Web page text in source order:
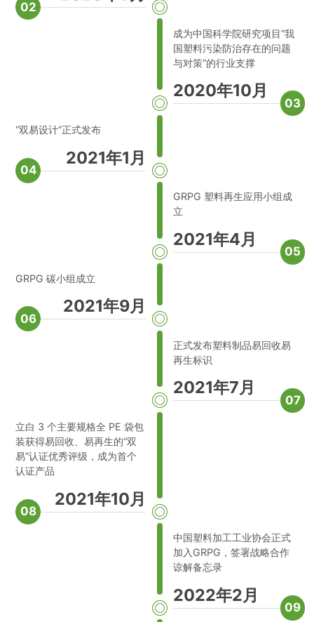
02
成为中国科学院研究项目“我
国塑料污染防治存在的问题
与对策”的行业支撑
2020年10月
03
“双易设计”正式发布
2021年1月
04
GRPG 塑料再生应用小组成
立
2021年4月
05
GRPG 碳小组成立
2021年9月
06
正式发布塑料制品易回收易
再生标识
2021年7月
07
立白 3 个主要规格全 PE 袋包
装获得易回收、易再生的“双
易”认证优秀评级，成为首个
认证产品
2021年10月
08
中国塑料加工工业协会正式
加入GRPG，签署战略合作
谅解备忘录
2022年2月
09